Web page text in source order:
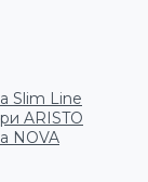
Slim Line
ARISTO
NOVA